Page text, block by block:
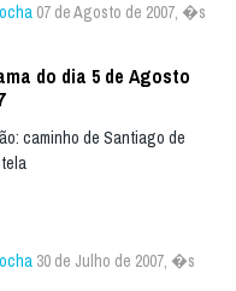
07 de Agosto de 2007, �s
do dia 5 de Agosto
caminho de Santiago de
30 de Julho de 2007, �s